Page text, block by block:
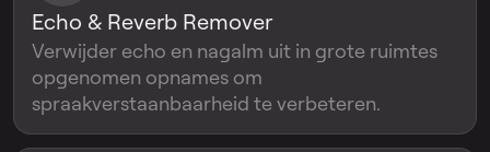
Echo & Reverb Remover
Verwijder echo en nagalm uit in grote ruimtes
opgenomen opnames om
spraakverstaanbaarheid te verbeteren.